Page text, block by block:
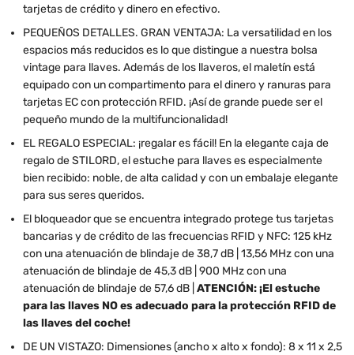
tarjetas de crédito y dinero en efectivo.
PEQUEÑOS DETALLES. GRAN VENTAJA: La versatilidad en los
espacios más reducidos es lo que distingue a nuestra bolsa
vintage para llaves. Además de los llaveros, el maletín está
equipado con un compartimento para el dinero y ranuras para
tarjetas EC con protección RFID. ¡Así de grande puede ser el
pequeño mundo de la multifuncionalidad!
EL REGALO ESPECIAL: ¡regalar es fácil! En la elegante caja de
regalo de STILORD, el estuche para llaves es especialmente
bien recibido: noble, de alta calidad y con un embalaje elegante
para sus seres queridos.
El bloqueador que se encuentra integrado protege tus tarjetas
bancarias y de crédito de las frecuencias RFID y NFC: 125 kHz
con una atenuación de blindaje de 38,7 dB | 13,56 MHz con una
atenuación de blindaje de 45,3 dB | 900 MHz con una
atenuación de blindaje de 57,6 dB | ATENCIÓN: ¡El estuche
para las llaves NO es adecuado para la protección RFID de
las llaves del coche!
DE UN VISTAZO: Dimensiones (ancho x alto x fondo): 8 x 11 x 2,5